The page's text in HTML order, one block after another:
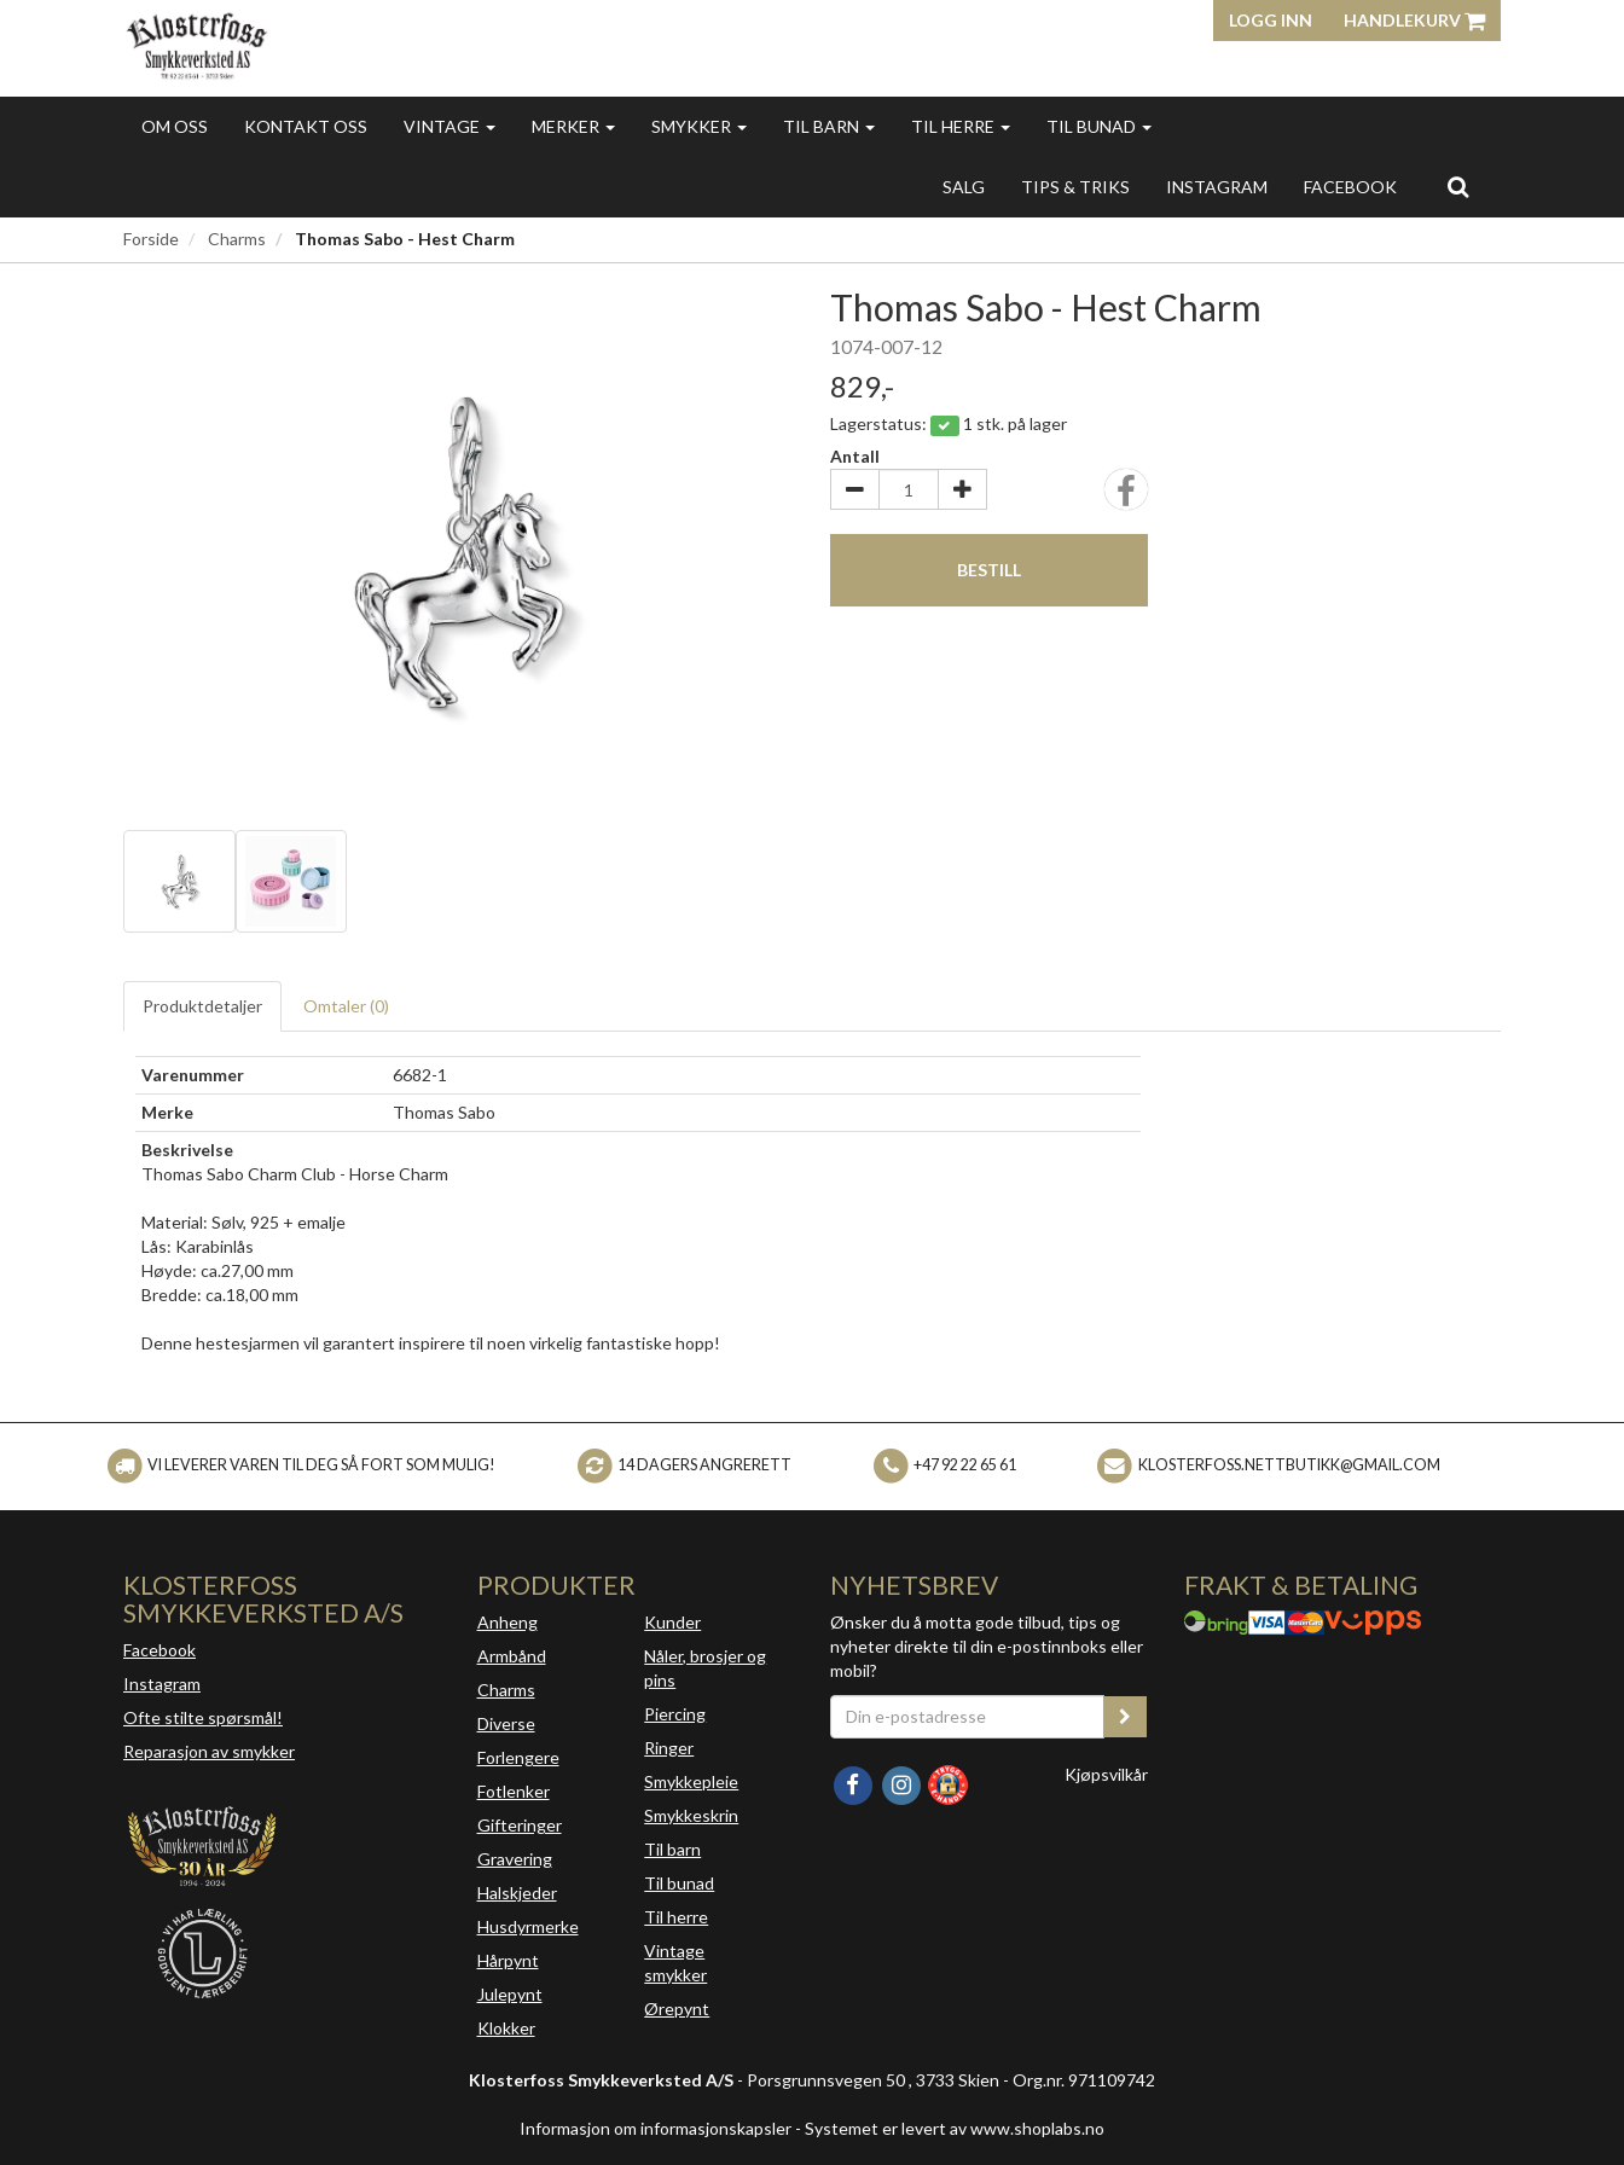
LOGG INN HANDLEKURV
OM OSS KONTAKT OSS VINTAGE MERKER SMYKKER TIL BARN TIL HERRE TIL BUNAD
SALG TIPS & TRIKS INSTAGRAM FACEBOOK
Forside Charms Thomas Sabo - Hest Charm
Thomas Sabo - Hest Charm
1074-007-12
829,-
Lagerstatus:
1 stk. på lager
Antall
BESTILL
Produktdetaljer Omtaler (0)
Varenummer
6682-1
Merke
Thomas Sabo
Beskrivelse
Thomas Sabo Charm Club - Horse Charm
Material: Sølv, 925 + emalje
Lås: Karabinlås
Høyde: ca.27,00 mm
Bredde: ca.18,00 mm
Denne hestesjarmen vil garantert inspirere til noen virkelig fantastiske hopp!
VI LEVERER VAREN TIL DEG SÅ FORT SOM MULIG! 14 DAGERS ANGRERETT +47 92 22 65 61 KLOSTERFOSS.NETTBUTIKK@GMAIL.COM
KLOSTERFOSS
SMYKKEVERKSTED A/S
Facebook
Instagram
Ofte stilte spørsmål!
Reparasjon av smykker
PRODUKTER
Anheng
Armbånd
Charms
Diverse
Forlengere
Fotlenker
Gifteringer
Gravering
Halskjeder
Husdyrmerke
Hårpynt
Julepynt
Klokker
Kunder
Nåler, brosjer og
pins
Piercing
Ringer
Smykkepleie
Smykkeskrin
Til barn
Til bunad
Til herre
Vintage
smykker
Ørepynt
NYHETSBREV
Ønsker du å motta gode tilbud, tips og
nyheter direkte til din e-postinnboks eller
mobil?
Kjøpsvilkår
FRAKT & BETALING
Klosterfoss Smykkeverksted A/S - Porsgrunnsvegen 50 , 3733 Skien - Org.nr. 971109742
Informasjon om informasjonskapsler - Systemet er levert av www.shoplabs.no